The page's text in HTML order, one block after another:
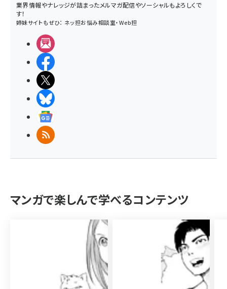
業界情報やナレッジが詰まったメルマガ配信やソーシャルもよろしくで
す！
姉妹サイトもぜひ： ネッ担お悩み相談室・Web担
RSS
マンガで楽しんで学べるコンテンツ